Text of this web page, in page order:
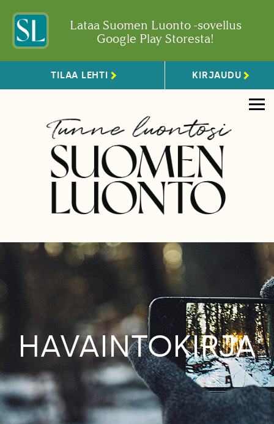
Lataa Suomen Luonto -sovellus
Google Play Storesta!
TILAA LEHTI KIRJAUDU
HAVAINTOKIRJA